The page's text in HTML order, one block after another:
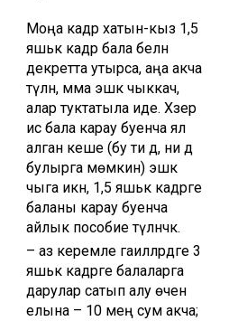
Моңа кадәр хатын-кыз 1,5
яшькә кадәр бала белән
декретта утырса, аңа акча
түләнә, әмма эшкә чыккач,
алар туктатыла иде. Хәзер
исә бала карау буенча ял
алган кеше (бу әти дә, әни дә
булырга мөмкин) эшкә
чыга икән, 1,5 яшькә кадәрге
баланы карау буенча
айлык пособие түләнәчәк.
– аз керемле гаиләләрдәге 3
яшькә кадәрге балаларга
дарулар сатып алу өчен
елына – 10 мең сум акча;